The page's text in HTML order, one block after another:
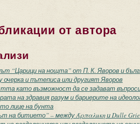
от автора
“Царици на нощта” от П. К. Яворов и
очерка и пътеписа или другият Яворов
като възможност да се задават
на здравия разум и бариерите на
лице на бунта
на битието” – между Άρπαλuκη и Dulle